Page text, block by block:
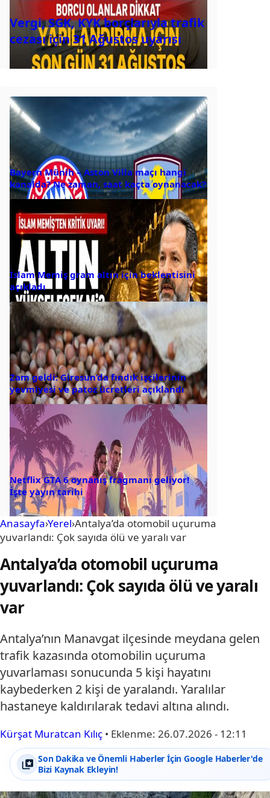
Vergi, SGK, KYK borçlarıyla trafik
cezası için 31 Ağustos uyarısı
Bayern Münih – Aston Villa maçı hangi
kanalda? Ne zaman, saat kaçta oynanacak?
İslam Memiş gram altın için beklentisini
açıkladı
Zam geldi: Giresun’da fındık işçilerinin
yevmiyesi ve patoz ücretleri açıklandı
Netflix GTA 6 oynanış fragmanı geliyor!
İşte yayın tarihi
Anasayfa›Yerel›Antalya’da otomobil uçuruma
yuvarlandı: Çok sayıda ölü ve yaralı var
Antalya’da otomobil uçuruma
yuvarlandı: Çok sayıda ölü ve yaralı
var
Antalya’nın Manavgat ilçesinde meydana gelen
trafik kazasında otomobilin uçuruma
yuvarlaması sonucunda 5 kişi hayatını
kaybederken 2 kişi de yaralandı. Yaralılar
hastaneye kaldırılarak tedavi altına alındı.
Kürşat Muratcan Kılıç • Eklenme: 26.07.2026 - 12:11
Son Dakika ve Önemli Haberler İçin Google Haberler'de
Bizi Kaynak Ekleyin!